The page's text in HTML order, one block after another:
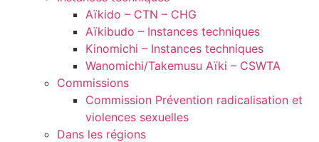
Aïkido – CTN – CHG
Aïkibudo – Instances techniques
Kinomichi – Instances techniques
Wanomichi/Takemusu Aïki – CSWTA
Commissions
Commission Prévention radicalisation et
violences sexuelles
Dans les régions